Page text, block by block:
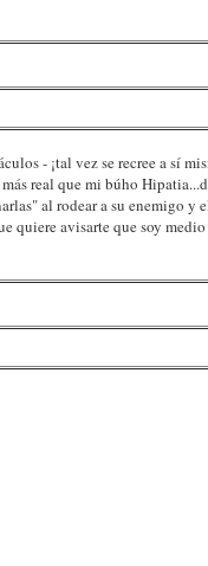
- ¡tal vez se recree a sí
real que mi búho
al rodear a su enemigo y
quiere avisarte que soy